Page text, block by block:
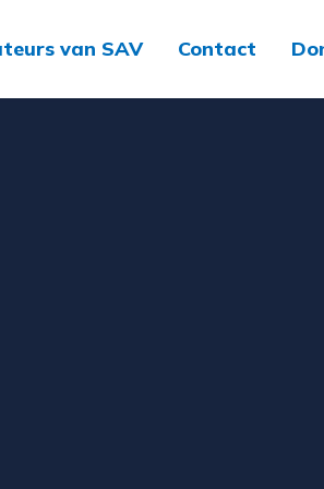
van SAV Contact